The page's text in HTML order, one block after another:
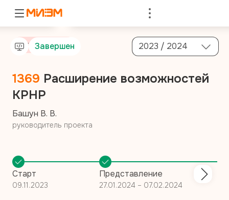
Завершен 2023 / 2024
От компании
1369 Расширение возможностей
KPHP
Башун В. В.
руководитель проекта
Старт
09.11.2023
Представление
27.01.2024 – 07.02.2024